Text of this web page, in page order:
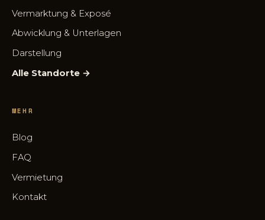
Vermarktung & Exposé
Abwicklung & Unterlagen
Darstellung
Alle Standorte →
MEHR
Blog
FAQ
Vermietung
Kontakt